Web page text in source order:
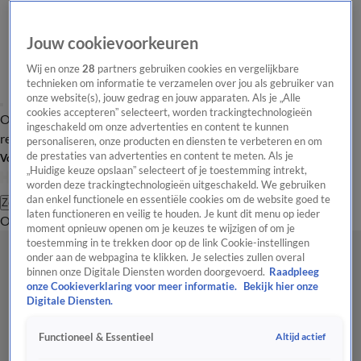
Overzicht Laatste nieuws Regionieuws Het beste van Hart
Tip de
redactie
Volg Hart van Nederland
Zoeken
OverzichtRegioUitzendingenWeerTip de redactiePanelVideo's
Jouw cookievoorkeuren
Wij en onze28 partners gebruiken cookies en vergelijkbare
technieken om informatie te verzamelen over jou als gebruiker van
onze website(s), jouw gedrag en jouw apparaten. Als je „Alle
cookies accepteren” selecteert, worden trackingtechnologieën
ingeschakeld om onze advertenties en content te kunnen
personaliseren, onze producten en diensten te verbeteren en om
de prestaties van advertenties en content te meten. Als je
„Huidige keuze opslaan” selecteert of je toestemming intrekt,
worden deze trackingtechnologieën uitgeschakeld. We gebruiken
dan enkel functionele en essentiële cookies om de website goed te
laten functioneren en veilig te houden. Je kunt dit menu op ieder
moment opnieuw openen om je keuzes te wijzigen of om je
toestemming in te trekken door op de link Cookie-instellingen
onder aan de webpagina te klikken. Je selecties zullen overal
binnen onze Digitale Diensten worden doorgevoerd. Raadpleeg
onze Cookieverklaring voor meer informatie.
Bekijk hier onze
Digitale Diensten.
Functioneel & Essentieel Altijd actief